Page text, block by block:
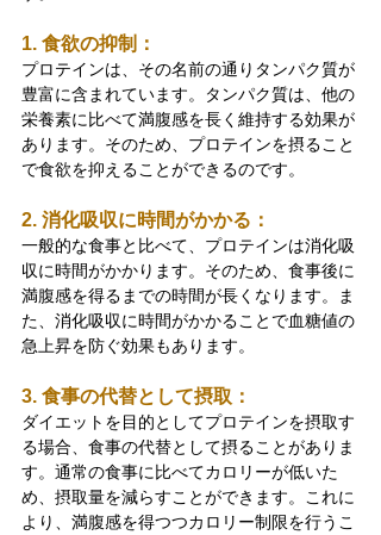
1. 食欲の抑制：
プロテインは、その名前の通りタンパク質が
豊富に含まれています。タンパク質は、他の
栄養素に比べて満腹感を長く維持する効果が
あります。そのため、プロテインを摂ること
で食欲を抑えることができるのです。
2. 消化吸収に時間がかかる：
一般的な食事と比べて、プロテインは消化吸
収に時間がかかります。そのため、食事後に
満腹感を得るまでの時間が長くなります。ま
た、消化吸収に時間がかかることで血糖値の
急上昇を防ぐ効果もあります。
3. 食事の代替として摂取：
ダイエットを目的としてプロテインを摂取す
る場合、食事の代替として摂ることがありま
す。通常の食事に比べてカロリーが低いた
め、摂取量を減らすことができます。これに
より、満腹感を得つつカロリー制限を行うこ